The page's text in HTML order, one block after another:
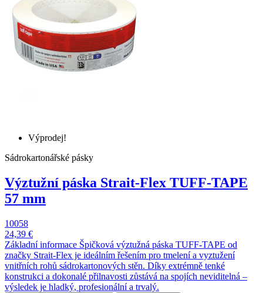
Výprodej!
Sádrokartonářské pásky
Výztužní páska Strait-Flex TUFF-TAPE
57 mm
10058
24,39 €
Základní informace Špičková výztužná páska TUFF-TAPE od
značky Strait-Flex je ideálním řešením pro tmelení a vyztužení
vnitřních rohů sádrokartonových stěn. Díky extrémně tenké
konstrukci a dokonalé přilnavosti zůstává na spojích neviditelná –
výsledek je hladký, profesionální a trvalý.